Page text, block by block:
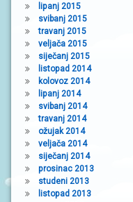
lipanj 2015
svibanj 2015
travanj 2015
veljača 2015
siječanj 2015
listopad 2014
kolovoz 2014
lipanj 2014
svibanj 2014
travanj 2014
ožujak 2014
veljača 2014
siječanj 2014
prosinac 2013
studeni 2013
listopad 2013